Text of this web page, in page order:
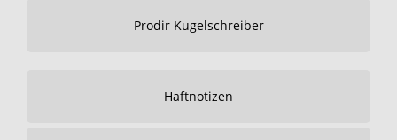
Prodir Kugelschreiber
Haftnotizen